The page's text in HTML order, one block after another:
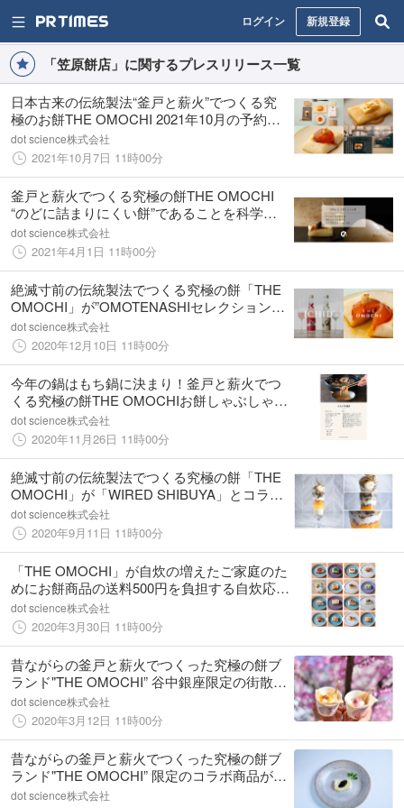
ログイン 新規登録
「笠原餅店」に関するプレスリリース一覧
日本古来の伝統製法“釜戸と薪火”でつくる究
極のお餅THE OMOCHI 2021年10月の予約受
付を開始 同時に「のどに詰まりにくい餅」と
いう分析結果を発表
dot science株式会社
2021年10月7日 11時00分
釜戸と薪火でつくる究極の餅THE OMOCHI
“のどに詰まりにくい餅”であることを科学的
に証明。食品の品質を科学的に証明する成分
分析ブランディングが発表
dot science株式会社
2021年4月1日 11時00分
絶滅寸前の伝統製法でつくる究極の餅「THE
OMOCHI」が”OMOTENASHIセレクション金
賞受賞”世界に選ばれた贅沢スパークリング酒
「ICHIDO」とコラボレーション
dot science株式会社
2020年12月10日 11時00分
今年の鍋はもち鍋に決まり！釜戸と薪火でつ
くる究極の餅THE OMOCHIお餅しゃぶしゃぶ
用の「とろける薄切り餅」を限定で販売。も
ちしゃぶ、もちすき焼き、モチーズ鍋のレシ
ピも同時公開
dot science株式会社
2020年11月26日 11時00分
絶滅寸前の伝統製法でつくる究極の餅「THE
OMOCHI」が「WIRED SHIBUYA」とコラボ
レーション「お餅とほうじ茶のパフェ」を期
間限定で提供開始
dot science株式会社
2020年9月11日 11時00分
「THE OMOCHI」が自炊の増えたご家庭のた
めにお餅商品の送料500円を負担する自炊応援
キャンペーンを開始
dot science株式会社
2020年3月30日 11時00分
昔ながらの釜戸と薪火でつくった究極の餅ブ
ランド"THE OMOCHI” 谷中銀座限定の街散歩
用お餅スイーツが登場
dot science株式会社
2020年3月12日 11時00分
昔ながらの釜戸と薪火でつくった究極の餅ブ
ランド"THE OMOCHI” 限定のコラボ商品が伊
勢丹新宿店に登場
dot science株式会社